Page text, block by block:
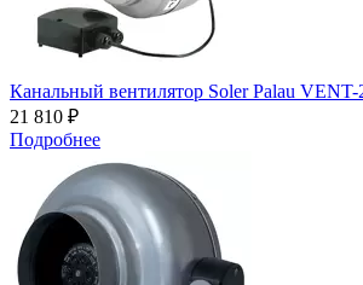
Канальный вентилятор Soler Palau VENT-
21 810 ₽
Подробнее